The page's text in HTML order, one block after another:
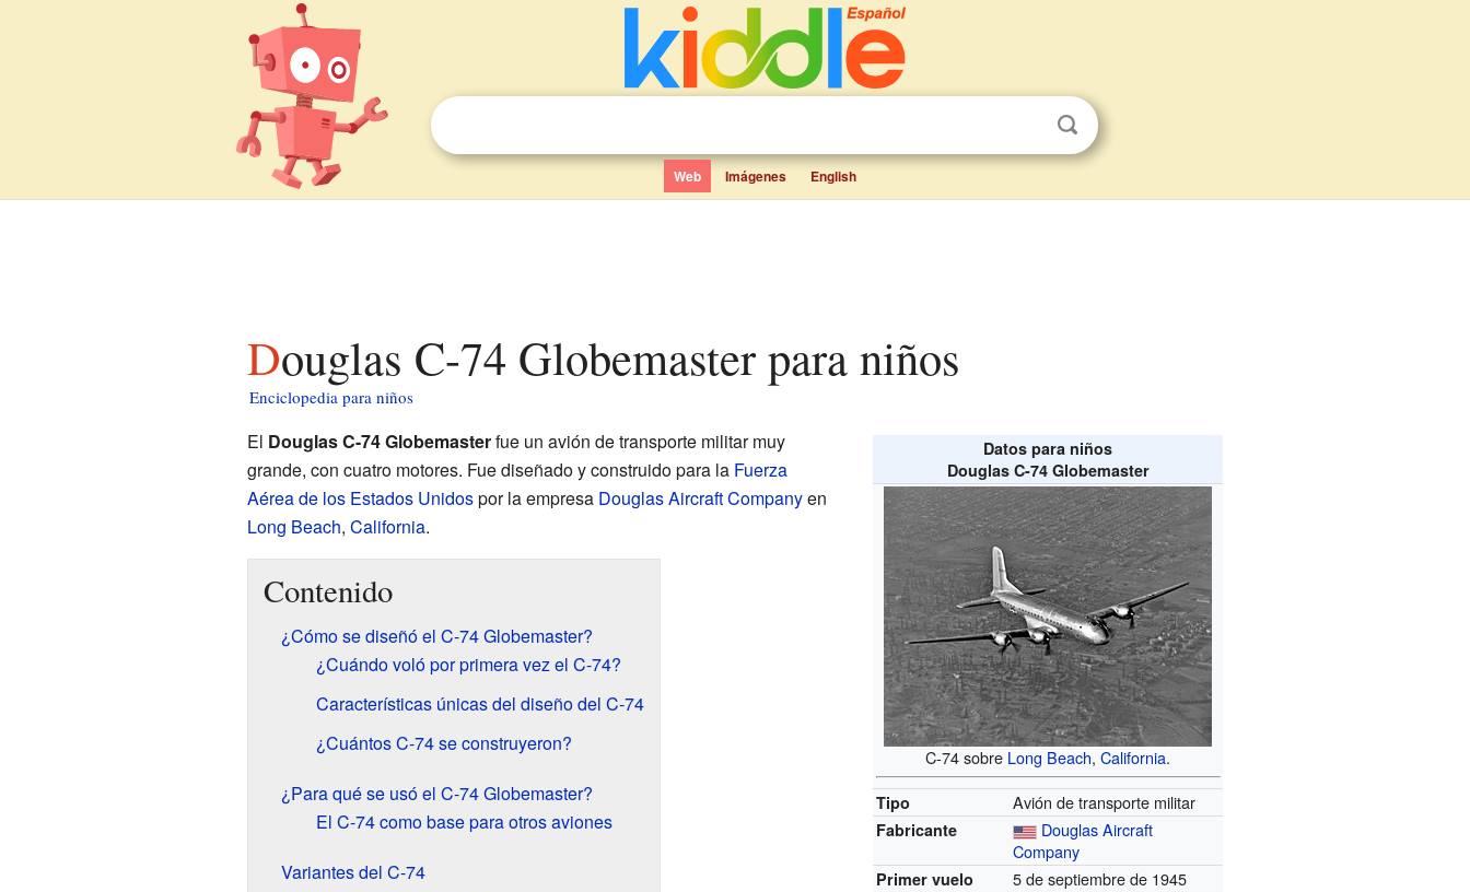
Web Imágenes English
Douglas C-74 Globemaster para niños
Enciclopedia para niños
Datos para niños
Douglas C-74 Globemaster
C-74 sobre Long Beach,California.
Tipo Avión de transporte militar
Fabricante
Douglas Aircraft
Company
Primer vuelo 5 de septiembre de 1945
El Douglas C-74 Globemasterfue un avión de transporte militar muy
grande, con cuatro motores. Fue diseñado y construido para la Fuerza
Aérea de los Estados Unidospor la empresa Douglas Aircraft Companyen
Long Beach, California.
Contenido
¿Cómo se diseñó el C-74 Globemaster?
¿Cuándo voló por primera vez el C-74?
Características únicas del diseño del C-74
¿Cuántos C-74 se construyeron?
¿Para qué se usó el C-74 Globemaster?
El C-74 como base para otros aviones
Variantes del C-74